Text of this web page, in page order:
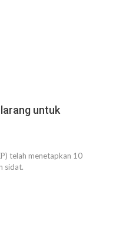
untuk
telah menetapkan 10
sidat.